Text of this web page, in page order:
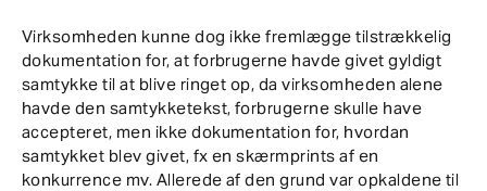
Virksomheden kunne dog ikke fremlægge tilstrækkelig
dokumentation for, at forbrugerne havde givet gyldigt
samtykke til at blive ringet op, da virksomheden alene
havde den samtykketekst, forbrugerne skulle have
accepteret, men ikke dokumentation for, hvordan
samtykket blev givet, fx en skærmprints af en
konkurrence mv. Allerede af den grund var opkaldene til